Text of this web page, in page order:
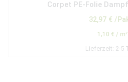
Corpet PE-Folie
32,97 € /
1,10 € / m²
Lieferzeit: 2-5